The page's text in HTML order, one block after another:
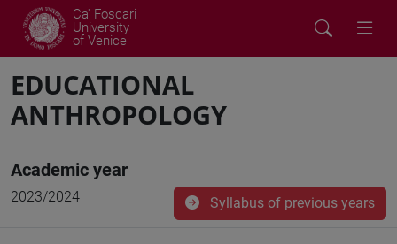
Ca' Foscari
University
of Venice
EDUCATIONAL
ANTHROPOLOGY
Academic year
2023/2024 Syllabus of previous years